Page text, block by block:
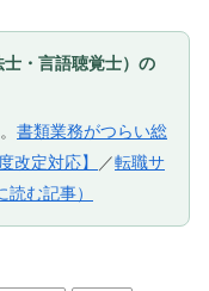
・言語聴覚士）の
書類業務がつらい総
改定対応】
／転職サ
む記事）